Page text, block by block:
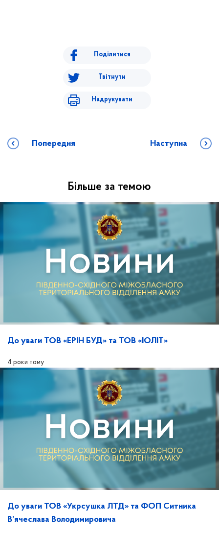
Поділитися
Твітнути
Надрукувати
Попередня Наступна
Більше за темою
До уваги ТОВ «ЕРІН БУД» та ТОВ «ІОЛІТ»
4 роки тому
До уваги ТОВ «Укрсушка ЛТД» та ФОП Ситника
В’ячеслава Володимировича